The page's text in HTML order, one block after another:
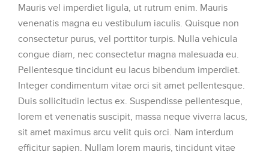
Mauris vel imperdiet ligula, ut rutrum enim. Mauris
venenatis magna eu vestibulum iaculis. Quisque non
consectetur purus, vel porttitor turpis. Nulla vehicula
congue diam, nec consectetur magna malesuada eu.
Pellentesque tincidunt eu lacus bibendum imperdiet.
Integer condimentum vitae orci sit amet pellentesque.
Duis sollicitudin lectus ex. Suspendisse pellentesque,
lorem et venenatis suscipit, massa neque viverra lacus,
sit amet maximus arcu velit quis orci. Nam interdum
efficitur sapien. Nullam lorem mauris, tincidunt vitae